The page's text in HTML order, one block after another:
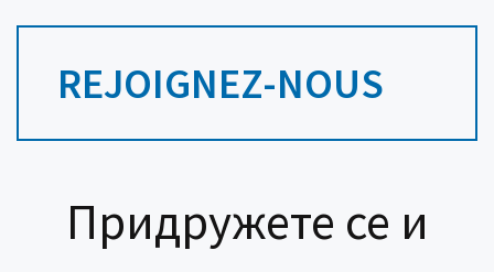
REJOIGNEZ-NOUS
Придружете се и